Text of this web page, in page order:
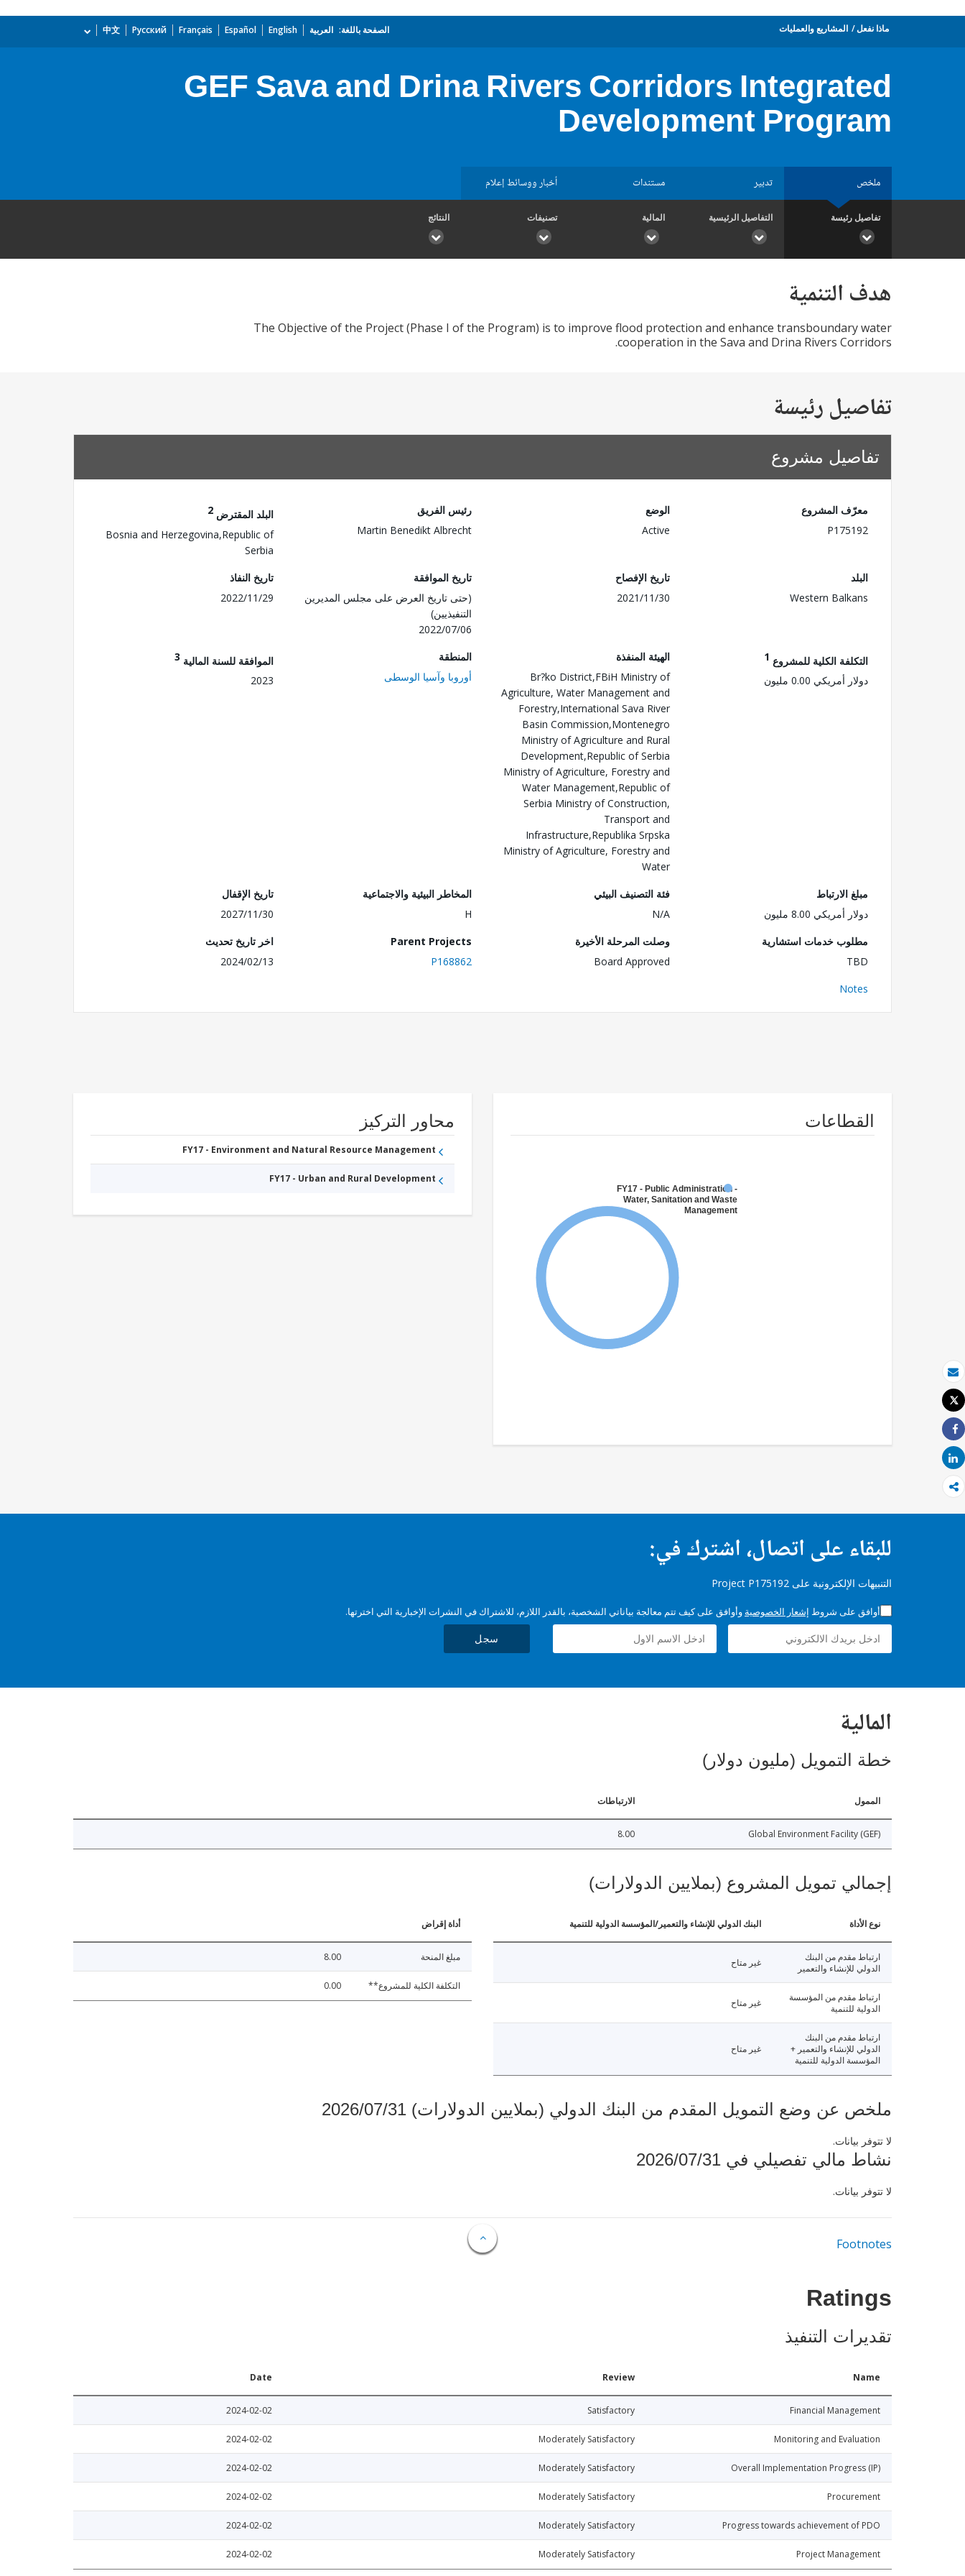
بريد الكتروني
طباعة
Tweet
Share
Share
ماذا نفعل المشاريع والعمليات الصفحة باللغة: العربية English
Español
Français
Русский
中文
GEF Sava and Drina Rivers Corridors Integrated
Development Program
ملخص تدبير مستندات أخبار ووسائط إعلام
تفاصيل رئيسة التفاصيل الرئيسية المالية تصنيفات النتائج
هدف التنمية
The Objective of the Project (Phase I of the Program) is to improve flood protection and enhance transboundary water
cooperation in the Sava and Drina Rivers Corridors.
تفاصيل رئيسة
تفاصيل مشروع
معرّف المشروع
P175192
الوضع
Active
رئيس الفريق
Martin Benedikt Albrecht
البلد المقترض 2
Bosnia and Herzegovina,Republic of
Serbia
البلد
Western Balkans
تاريخ الإفصاح
2021/11/30
تاريخ الموافقة
(حتى تاريخ العرض على مجلس المديرين
التنفيذيين)
2022/07/06
تاريخ النفاذ
2022/11/29
التكلفة الكلية للمشروع 1
دولار أمريكي 0.00 مليون
الهيئة المنفذة
Br?ko District,FBiH Ministry of
Agriculture, Water Management and
Forestry,International Sava River
Basin Commission,Montenegro
Ministry of Agriculture and Rural
Development,Republic of Serbia
Ministry of Agriculture, Forestry and
Water Management,Republic of
Serbia Ministry of Construction,
Transport and
Infrastructure,Republika Srpska
Ministry of Agriculture, Forestry and
Water
المنطقة
أوروبا وآسيا الوسطى
الموافقة للسنة المالية 3
2023
مبلغ الارتباط
دولار أمريكي 8.00 مليون
فئة التصنيف البيئي
N/A
المخاطر البيئية والاجتماعية
H
تاريخ الإقفال
2027/11/30
مطلوب خدمات استشارية
TBD
وصلت المرحلة الأخيرة
Board Approved
Parent Projects
P168862
اخر تاريخ تحديث
2024/02/13
Notes
القطاعات
FY17 - Public Administration -
Water, Sanitation and Waste
Management
محاور التركيز
FY17 - Environment and Natural Resource Management
FY17 - Urban and Rural Development
للبقاء على اتصال، اشترك في:
التنبيهات الإلكترونية على Project P175192
أوافق على شروط إشعار الخصوصية وأوافق على كيف تتم معالجة بياناتي الشخصية، بالقدر اللازم، للاشتراك في النشرات الإخبارية التي اخترتها.
سجل
المالية
خطة التمويل (مليون دولار)
الممول الارتباطات
Global Environment Facility (GEF)
8.00
إجمالي تمويل المشروع (بملايين الدولارات)
نوع الأداة البنك الدولي للإنشاء والتعمير/المؤسسة الدولية للتنمية
ارتباط مقدم من البنك
الدولي للإنشاء والتعمير
غير متاح
ارتباط مقدم من المؤسسة
الدولية للتنمية
غير متاح
ارتباط مقدم من البنك
الدولي للإنشاء والتعمير +
المؤسسة الدولية للتنمية
غير متاح
أداة إقراض
مبلغ المنحة 8.00
التكلفة الكلية للمشروع** 0.00
ملخص عن وضع التمويل المقدم من البنك الدولي (بملايين الدولارات) 2026/07/31
لا تتوفر بيانات.
نشاط مالي تفصيلي في 2026/07/31
لا تتوفر بيانات.
Footnotes
Ratings
تقديرات التنفيذ
Name
Review
Date
Financial Management
Satisfactory
2024-02-02
Monitoring and Evaluation
Moderately Satisfactory
2024-02-02
Overall Implementation Progress (IP)
Moderately Satisfactory
2024-02-02
Procurement
Moderately Satisfactory
2024-02-02
Progress towards achievement of PDO
Moderately Satisfactory
2024-02-02
Project Management
Moderately Satisfactory
2024-02-02